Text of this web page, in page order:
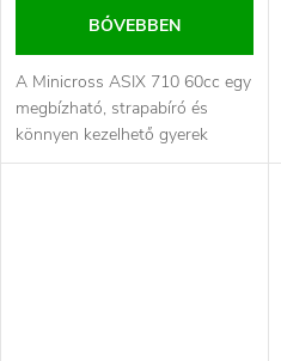
BŐVEBBEN
A Minicross ASIX 710 60cc egy
megbízható, strapabíró és
könnyen kezelhető gyerek
crossmotor, amely ideális